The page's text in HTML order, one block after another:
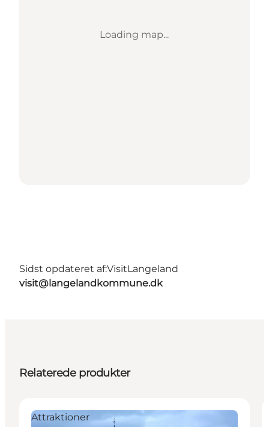
Loading map...
Sidst opdateret af:VisitLangeland
visit@langelandkommune.dk
Relaterede produkter
Attraktioner